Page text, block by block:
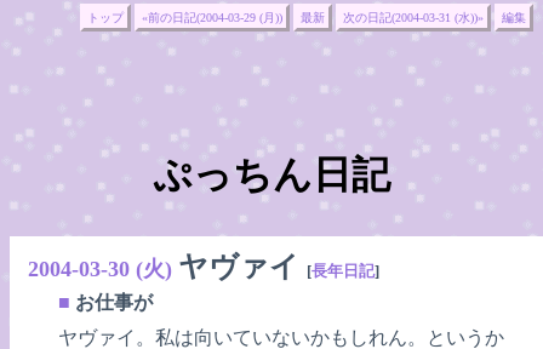
トップ «前の日記(2004-03-29 (月)) 最新 次の日記(2004-03-31 (水))» 編集
ぷっちん日記
2004-03-30 (火) ヤヴァイ [長年日記]
■ お仕事が
ヤヴァイ。私は向いていないかもしれん。というか